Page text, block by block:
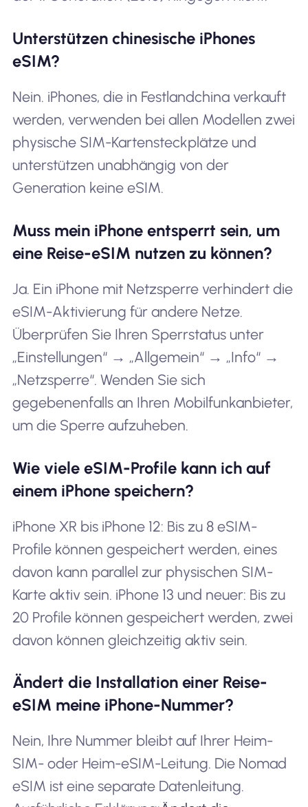
Unterstützen chinesische iPhones
eSIM?
Nein. iPhones, die in Festlandchina verkauft
werden, verwenden bei allen Modellen zwei
physische SIM-Kartensteckplätze und
unterstützen unabhängig von der
Generation keine eSIM.
Muss mein iPhone entsperrt sein, um
eine Reise-eSIM nutzen zu können?
Ja. Ein iPhone mit Netzsperre verhindert die
eSIM-Aktivierung für andere Netze.
Überprüfen Sie Ihren Sperrstatus unter
„Einstellungen“ → „Allgemein“ → „Info“ →
„Netzsperre“. Wenden Sie sich
gegebenenfalls an Ihren Mobilfunkanbieter,
um die Sperre aufzuheben.
Wie viele eSIM-Profile kann ich auf
einem iPhone speichern?
iPhone XR bis iPhone 12: Bis zu 8 eSIM-
Profile können gespeichert werden, eines
davon kann parallel zur physischen SIM-
Karte aktiv sein. iPhone 13 und neuer: Bis zu
20 Profile können gespeichert werden, zwei
davon können gleichzeitig aktiv sein.
Ändert die Installation einer Reise-
eSIM meine iPhone-Nummer?
Nein, Ihre Nummer bleibt auf Ihrer Heim-
SIM- oder Heim-eSIM-Leitung. Die Nomad
eSIM ist eine separate Datenleitung.